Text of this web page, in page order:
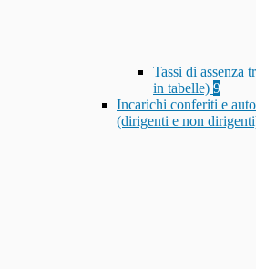
Tassi di assenza
in tabelle) 9
Incarichi conferiti e
(dirigenti e non